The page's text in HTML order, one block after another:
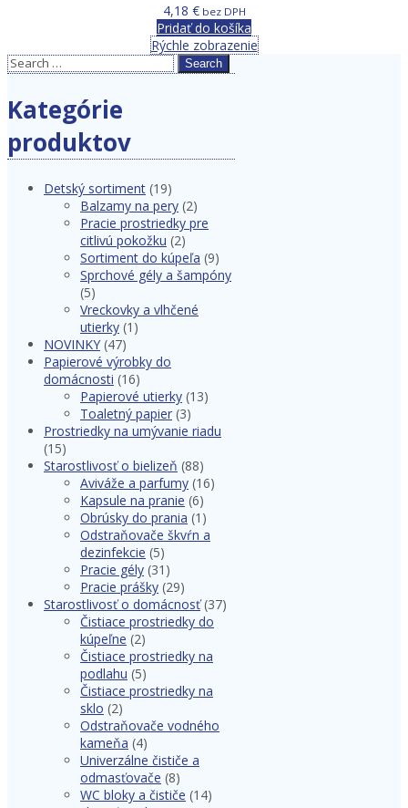
4,18 €bez DPH
Pridať do košíka
Rýchle zobrazenie
Search
Kategórie
produktov
Detský sortiment (19)
Balzamy na pery (2)
Pracie prostriedky pre
citlivú pokožku (2)
Sortiment do kúpeľa (9)
Sprchové gély a šampóny
(5)
Vreckovky a vlhčené
utierky (1)
NOVINKY (47)
Papierové výrobky do
domácnosti (16)
Papierové utierky (13)
Toaletný papier (3)
Prostriedky na umývanie riadu
(15)
Starostlivosť o bielizeň (88)
Aviváže a parfumy (16)
Kapsule na pranie (6)
Obrúsky do prania (1)
Odstraňovače škvŕn a
dezinfekcie (5)
Pracie gély (31)
Pracie prášky (29)
Starostlivosť o domácnosť (37)
Čistiace prostriedky do
kúpeľne (2)
Čistiace prostriedky na
podlahu (5)
Čistiace prostriedky na
sklo (2)
Odstraňovače vodného
kameňa (4)
Univerzálne čističe a
odmasťovače (8)
WC bloky a čističe (14)